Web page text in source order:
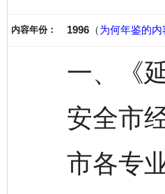
内容年份： 1996 （为何年鉴的内
一、《
安全市
市各专